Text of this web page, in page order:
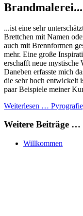
Brandmalerei...
...ist eine sehr
Brettchen mit Namen
auch mit Brennformen
mehr. Eine große
erschafft neue mystische
Daneben erfasste mich
die sehr hoch entwickelt
paar Beispiele meiner
Weiterlesen …
Weitere Beiträge …
Willkommen